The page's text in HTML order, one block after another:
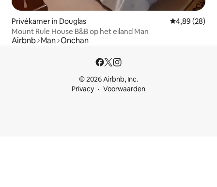
Privékamer in Douglas Gemiddelde
4,89 (28)
Mount Rule House B&B op het eiland Man
Airbnb Man Onchan
© 2026 Airbnb, Inc.
Privacy
Voorwaarden